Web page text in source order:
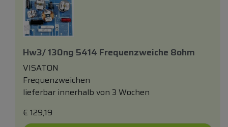
Hw3/ 130ng 5414 Frequenzweiche 8ohm
VISATON
Frequenzweichen
lieferbar innerhalb von 3 Wochen
€ 129,19